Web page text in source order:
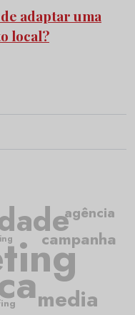
adaptar uma
local?
campanha
media
agência